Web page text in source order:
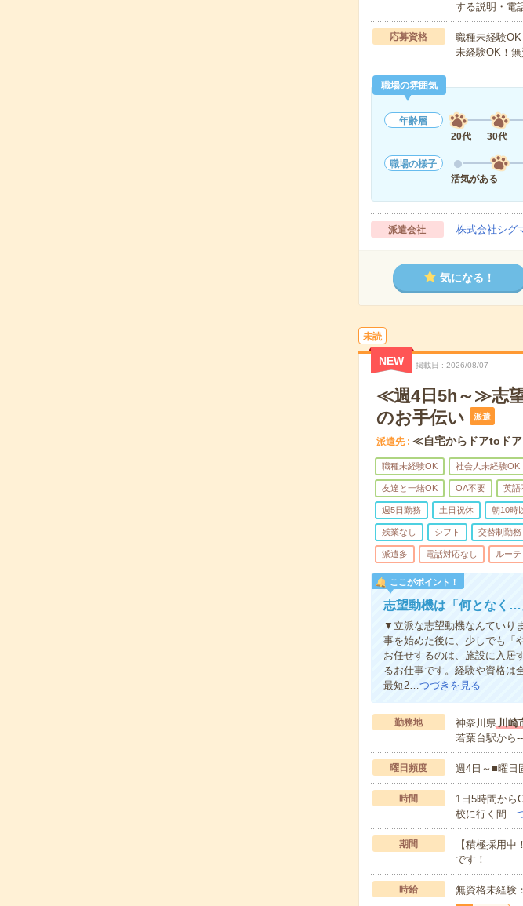
する説明・電
応募資格
職種未経験
未経験OK！
職場の雰囲気
年齢層
20代
30代
職場の様子
活気がある
派遣会社 株式会社シ
気になる！
未読
NEW 掲載日 2026/08/07
≪週4日5h～≫志望
のお手伝い
派遣
派遣先 ≪自宅からドアtoドア
職種未経験OK 社会人未経験OK
友達と一緒OK OA不要 英語
週5日勤務 土日祝休 朝10時
残業なし シフト 交替制勤務
派遣多 電話対応なし ルーテ
ここがポイント！
志望動機は「何となく…
▼立派な志望動機なんていり
事を始めた後に、少しでも「
お任せするのは、施設に入居
るお仕事です。経験や資格は
最短2…つづきを見る
勤務地 神奈川県川崎
若葉台駅から
曜日頻度 週4日～■曜日
時間
1日5時間から
校に行く間…
期間
【積極採用
です！
時給 無資格未経